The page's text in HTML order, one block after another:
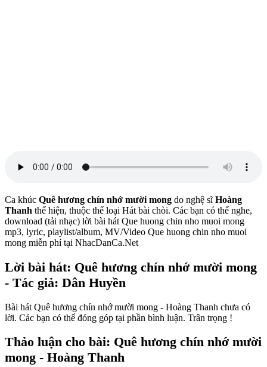
Ca khúc Quê hương chín nhớ mười mong do nghệ sĩHoàng
Thanh thể hiện, thuộc thể loại Hát bài chòi. Các bạn có thể nghe,
download (tải nhạc) lời bài hát Que huong chin nho muoi mong
mp3, lyric, playlist/album, MV/Video Que huong chin nho muoi
mong miễn phí tại NhacDanCa.Net
Lời bài hát: Quê hương chín nhớ mười mong
- Tác giả: Dân Huyền
Bài hát Quê hương chín nhớ mười mong - Hoàng Thanh chưa có
lời. Các bạn có thể đóng góp tại phần bình luận. Trân trọng !
Thảo luận cho bài: Quê hương chín nhớ mười
mong - Hoàng Thanh